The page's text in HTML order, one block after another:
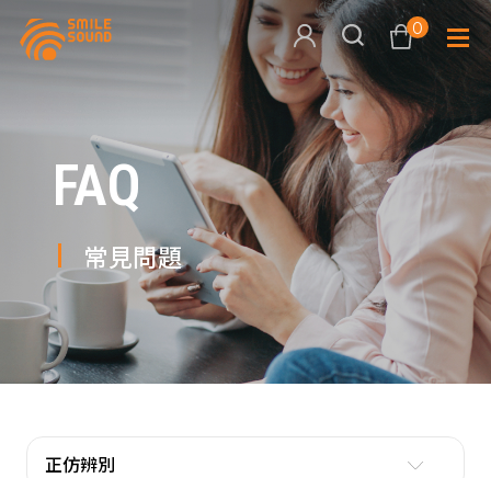
0
查看購物車
商品分類查詢
請選擇商品分類
請選擇分類
品牌分
多媒體
家用音
周邊系
活動專
FAQ
常見問題
正仿辨別